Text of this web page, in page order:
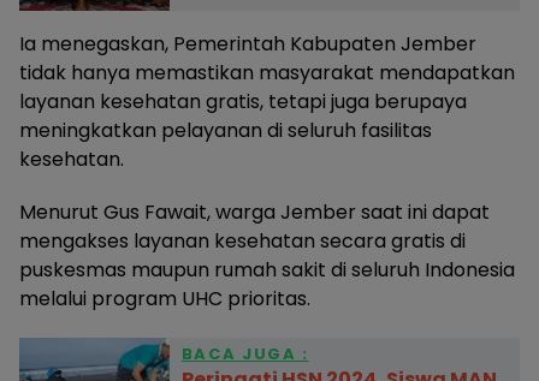
Ia menegaskan, Pemerintah Kabupaten Jember
tidak hanya memastikan masyarakat mendapatkan
layanan kesehatan gratis, tetapi juga berupaya
meningkatkan pelayanan di seluruh fasilitas
kesehatan.
Menurut Gus Fawait, warga Jember saat ini dapat
mengakses layanan kesehatan secara gratis di
puskesmas maupun rumah sakit di seluruh Indonesia
melalui program UHC prioritas.
BACA JUGA :